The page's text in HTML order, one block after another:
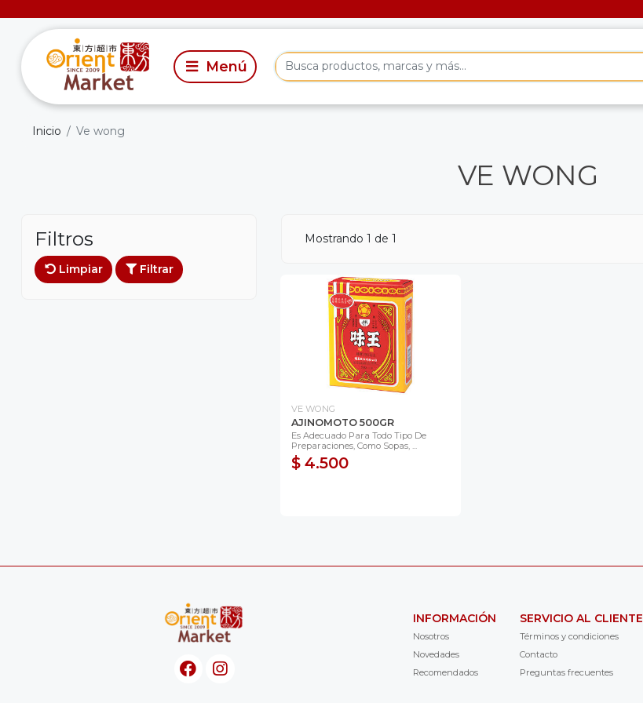
Inicio Ve wong
VE WONG
Filtros
Limpiar Filtrar
Mostrando 1 de 1
VE WONG
AJINOMOTO 500GR
Es Adecuado Para Todo Tipo De
Preparaciones, Como Sopas, ...
$ 4.500
INFORMACIÓN
Nosotros
Novedades
Recomendados
SERVICIO AL CLIENTE
Términos y condiciones
Contacto
Preguntas frecuentes